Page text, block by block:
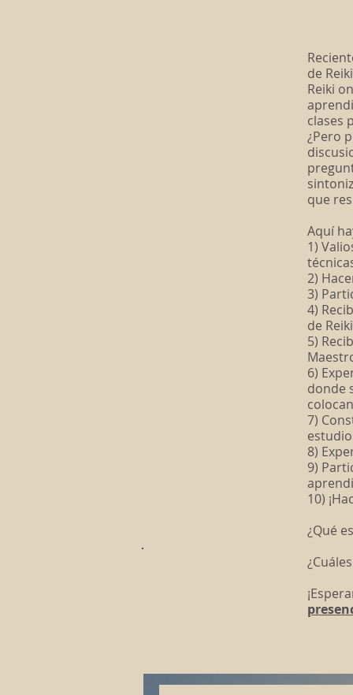
de
Reiki
clases
¿Pero
que
Aquí
1)
2)
3)
4)
de Reiki
5)
6)
donde
7)
8)
9)
10)
¿Qué